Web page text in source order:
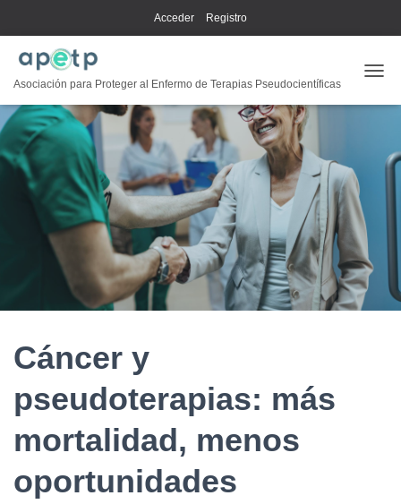
Acceder Registro
Asociación para Proteger al Enfermo de Terapias Pseudocientíficas
Cáncer y
pseudoterapias: más
mortalidad, menos
oportunidades